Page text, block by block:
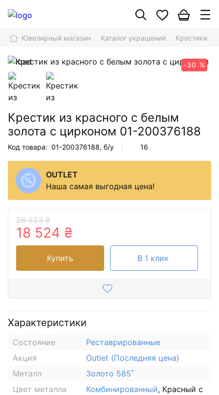
Ювелирный магазин Каталог украшений Крестики
-30 %
Крестик из красного с белым
золота с цирконом 01-200376188
Код товара: 01-200376188, б/у 16
OUTLET
Наша самая выгодная цена!
26 523 ₴
18 524 ₴
Купить В 1 клик
Характеристики
Состояние
Реставрированные
Акция
Outlet (Последняя цена)
Металл
Золото 585˚
Цвет металла
Комбинированный, Красный с